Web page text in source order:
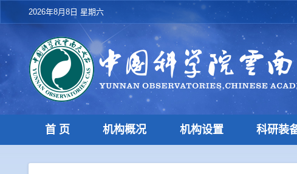
2026年8月8日 星期六
首 页 机构概况 机构设置 科研装